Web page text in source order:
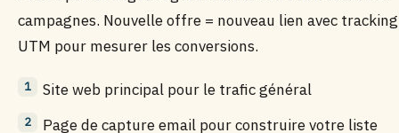
campagnes. Nouvelle offre = nouveau lien avec tracking
UTM pour mesurer les conversions.
Site web principal pour le trafic général
Page de capture email pour construire votre liste